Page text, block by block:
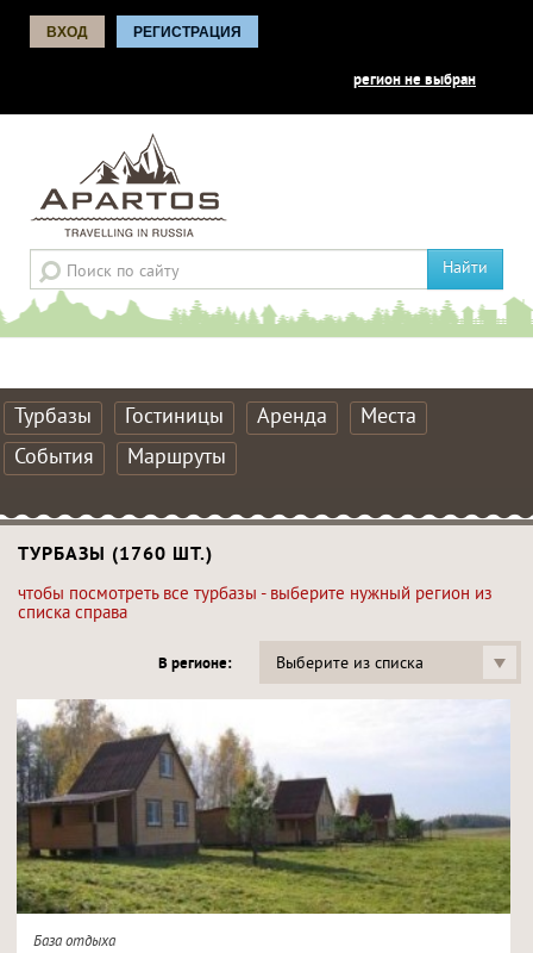
ВХОД РЕГИСТРАЦИЯ
регион не выбран
Найти
Турбазы Гостиницы Аренда
Места
События
Маршруты
ТУРБАЗЫ (1760 ШТ.)
чтобы посмотреть все турбазы - выберите нужный регион из
списка справа
В регионе: Выберите из списка
База отдыха